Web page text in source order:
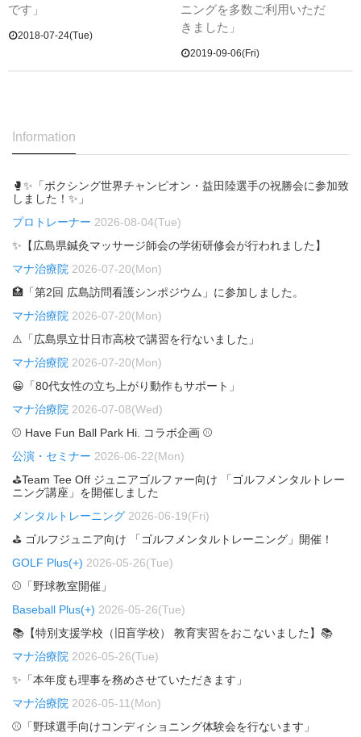
です」
2018-07-24(Tue)
ニングを多数ご利用いただ
きました」
2019-09-06(Fri)
Information
🥊✨「ボクシング世界チャンピオン・益田陸選手の祝勝会に参加致
しました！✨」
プロトレーナー 2026-08-04(Tue)
✨【広島県鍼灸マッサージ師会の学術研修会が行われました】
マナ治療院 2026-07-20(Mon)
🏥「第2回 広島訪問看護シンポジウム」に参加しました。
マナ治療院 2026-07-20(Mon)
⚠「広島県立廿日市高校で講習を行ないました」
マナ治療院 2026-07-20(Mon)
😀「80代女性の立ち上がり動作もサポート」
マナ治療院 2026-07-08(Wed)
⚾ Have Fun Ball Park Hi. コラボ企画 ⚾
公演・セミナー 2026-06-22(Mon)
⛳Team Tee Off ジュニアゴルファー向け 「ゴルフメンタルトレー
ニング講座」を開催しました
メンタルトレーニング 2026-06-19(Fri)
⛳ ゴルフジュニア向け 「ゴルフメンタルトレーニング」開催！
GOLF Plus(+) 2026-05-26(Tue)
⚾「野球教室開催」
Baseball Plus(+) 2026-05-26(Tue)
📚【特別支援学校（旧盲学校） 教育実習をおこないました】📚
マナ治療院 2026-05-26(Tue)
✨「本年度も理事を務めさせていただきます」
マナ治療院 2026-05-11(Mon)
⚾「野球選手向けコンディショニング体験会を行ないます」